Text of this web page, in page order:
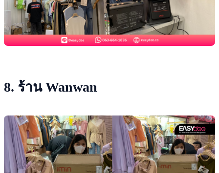
8. ร้าน Wanwan